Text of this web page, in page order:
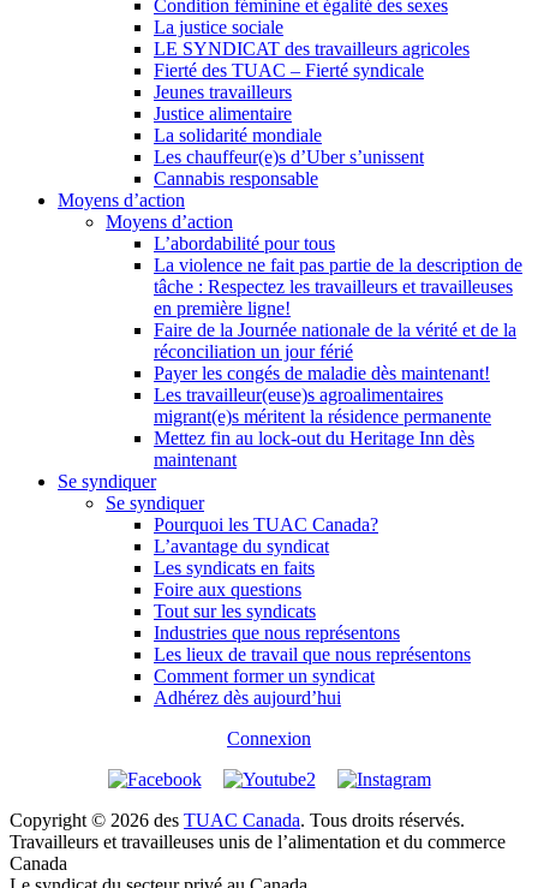
Condition féminine et égalité des sexes
La justice sociale
LE SYNDICAT des travailleurs agricoles
Fierté des TUAC – Fierté syndicale
Jeunes travailleurs
Justice alimentaire
La solidarité mondiale
Les chauffeur(e)s d’Uber s’unissent
Cannabis responsable
Moyens d’action
Moyens d’action
L’abordabilité pour tous
La violence ne fait pas partie de la description de
tâche : Respectez les travailleurs et travailleuses
en première ligne!
Faire de la Journée nationale de la vérité et de la
réconciliation un jour férié
Payer les congés de maladie dès maintenant!
Les travailleur(euse)s agroalimentaires
migrant(e)s méritent la résidence permanente
Mettez fin au lock-out du Heritage Inn dès
maintenant
Se syndiquer
Se syndiquer
Pourquoi les TUAC Canada?
L’avantage du syndicat
Les syndicats en faits
Foire aux questions
Tout sur les syndicats
Industries que nous représentons
Les lieux de travail que nous représentons
Comment former un syndicat
Adhérez dès aujourd’hui
Connexion
Copyright © 2026 des TUAC Canada. Tous droits réservés.
Travailleurs et travailleuses unis de l’alimentation et du commerce
Canada